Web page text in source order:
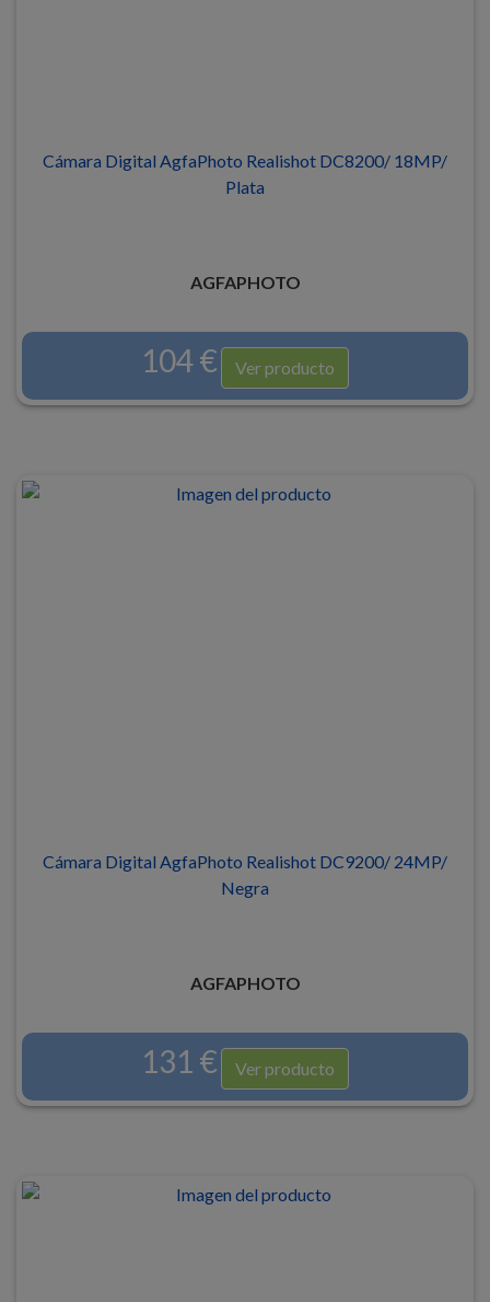
Cámara Digital AgfaPhoto Realishot DC8200/ 18MP/
Plata
AGFAPHOTO
104 € Ver producto
Cámara Digital AgfaPhoto Realishot DC9200/ 24MP/
Negra
AGFAPHOTO
131 € Ver producto